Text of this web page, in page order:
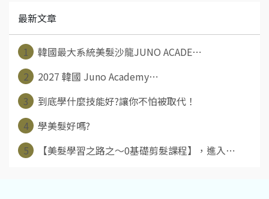
最新文章
1
韓國最大系統美髮沙龍JUNO ACADE⋯
2
2027 韓國 Juno Academy⋯
3
到底學什麼技能好?讓你不怕被取代！
4
學美髮好嗎?
5
【美髮學習之路之～0基礎剪髮課程】，進入⋯